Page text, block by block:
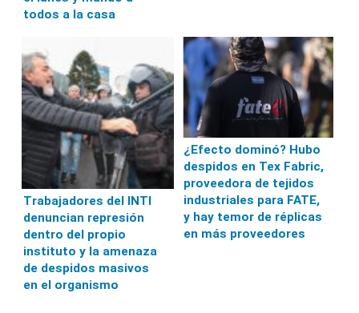
todos a la casa
Trabajadores del INTI
denuncian represión
dentro del propio
instituto y la amenaza
de despidos masivos
en el organismo
¿Efecto dominó? Hubo
despidos en Tex Fabric,
proveedora de tejidos
industriales para FATE,
y hay temor de réplicas
en más proveedores